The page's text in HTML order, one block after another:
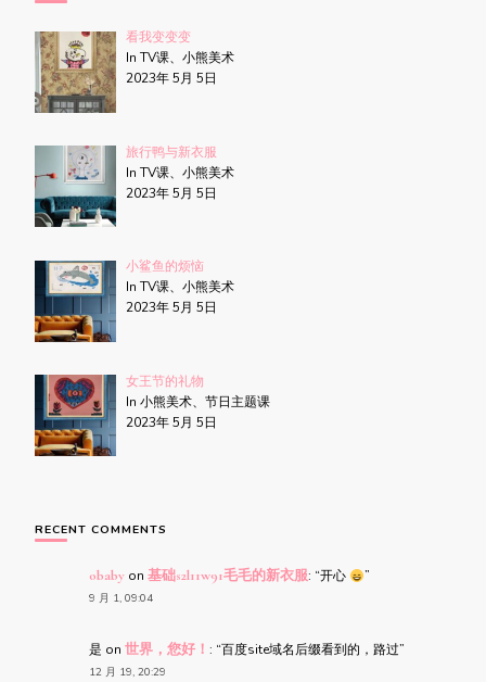
看我变变变
In TV课、小熊美术
2023年 5月 5日
旅行鸭与新衣服
In TV课、小熊美术
2023年 5月 5日
小鲨鱼的烦恼
In TV课、小熊美术
2023年 5月 5日
女王节的礼物
In 小熊美术、节日主题课
2023年 5月 5日
RECENT COMMENTS
obaby on 基础s2l11w91毛毛的新衣服: “开心 ”
9 月 1, 09:04
是 on 世界，您好！ : “百度site域名后缀看到的，路过”
12 月 19, 20:29